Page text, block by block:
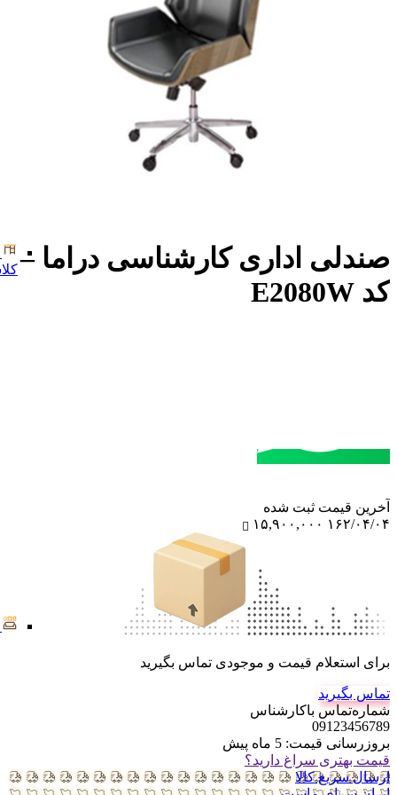
صندلی اداری کارشناسی دراما –
کد E2080W
آخرین‌ قیمت ثبت‌ شده
۱۶۲/۰۴/۰۴ ۱۵,۹۰۰,۰۰۰
برای استعلام قیمت و موجودی تماس بگیرید
تماس بگیرید
شماره‌تماس‌ با‌کارشناس
09123456789
بروزرسانی قیمت: 5 ماه پیش
قیمت بهتری سراغ دارید؟
ارسال سریع کالا